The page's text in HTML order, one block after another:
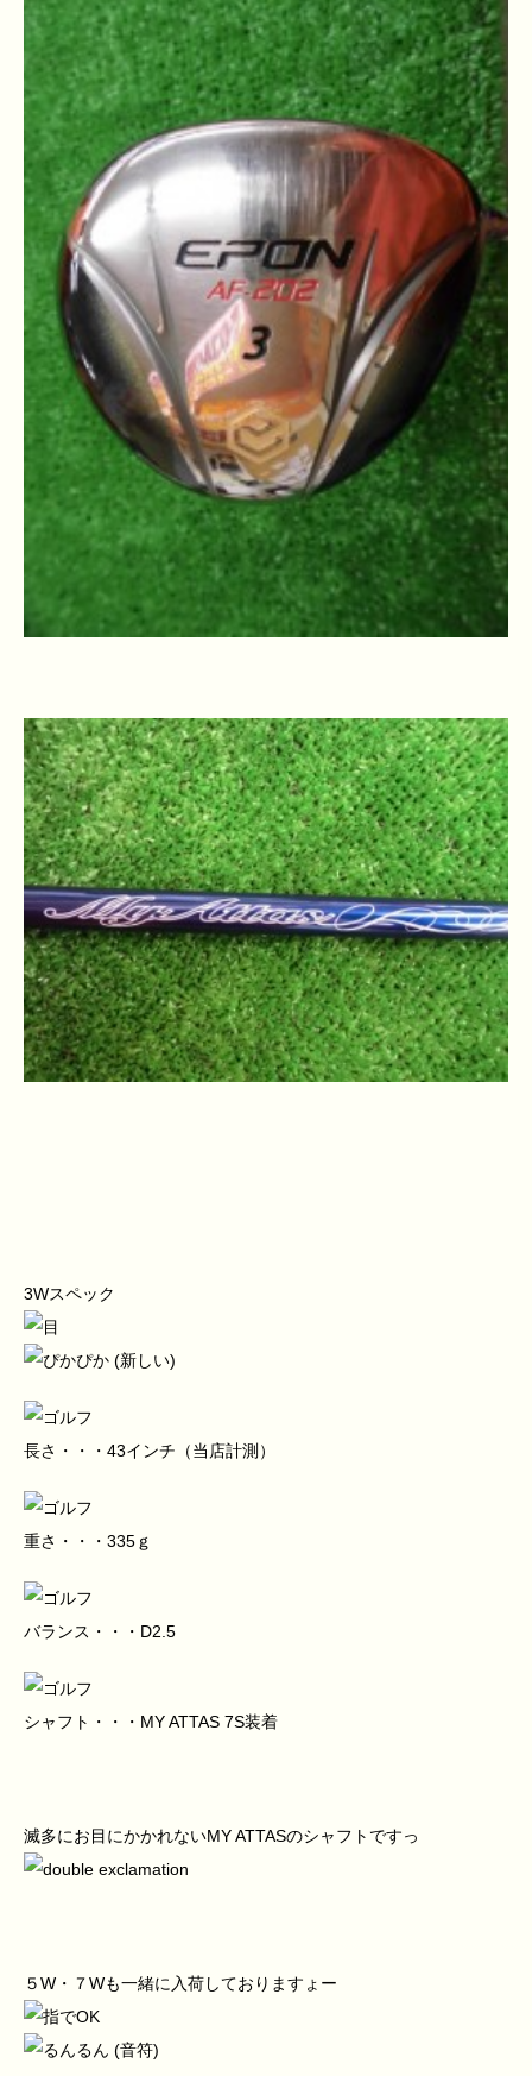
3Wスペック
長さ・・・43インチ（当店計測）
重さ・・・335ｇ
バランス・・・D2.5
シャフト・・・MY ATTAS 7S装着
滅多にお目にかかれないMY ATTASのシャフトですっ
５W・７Wも一緒に入荷しておりますょー